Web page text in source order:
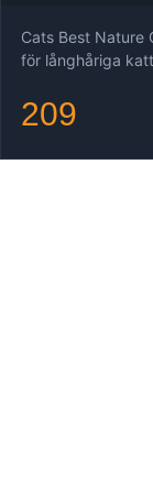
Cats Best Nature
för långhåriga
209